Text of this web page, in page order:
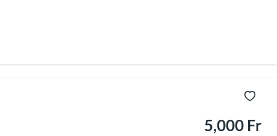
5,000 Fr